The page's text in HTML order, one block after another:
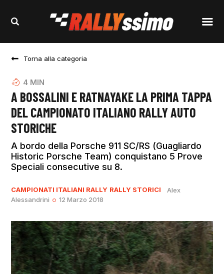
Torna alla categoria
4 MIN
A BOSSALINI E RATNAYAKE LA PRIMA TAPPA
DEL CAMPIONATO ITALIANO RALLY AUTO
STORICHE
A bordo della Porsche 911 SC/RS (Guagliardo
Historic Porsche Team) conquistano 5 Prove
Speciali consecutive su 8.
CAMPIONATI ITALIANI RALLY RALLY STORICI
Alex
Alessandrini
12 Marzo 2018